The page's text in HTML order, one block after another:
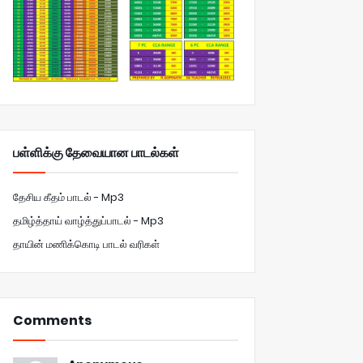
பள்ளிக்கு தேவையான பாடல்கள்
தேசிய கீதம் பாடல் - Mp3
தமிழ்த்தாய் வாழ்த்துப்பாடல் - Mp3
தாயின் மணிக்கொடி பாடல் வரிகள்
Comments